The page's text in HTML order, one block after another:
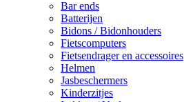
Bar ends
Batterijen
Bidons / Bidonhouders
Fietscomputers
Fietsendrager en accessoires
Helmen
Jasbeschermers
Kinderzitjes